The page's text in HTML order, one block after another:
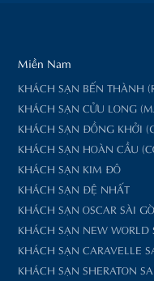
Miền Nam
KHÁCH SẠN BẾN THÀNH
KHÁCH SẠN CỬU LONG
KHÁCH SẠN ĐỒNG KHỞI
KHÁCH SẠN HOÀN CẦU
KHÁCH SẠN KIM ĐÔ
KHÁCH SẠN ĐỆ NHẤT
KHÁCH SẠN OSCAR SÀI
KHÁCH SẠN NEW WORLD
KHÁCH SẠN CARAVELLE
KHÁCH SẠN SHERATON